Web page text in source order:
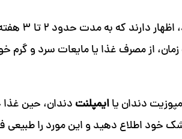
افرادی که
از مصرف غذا یا مایعات سرد و گرم
دندان یاایمپلنت دندان، حین
خود اطلاع دهید و این مورد را